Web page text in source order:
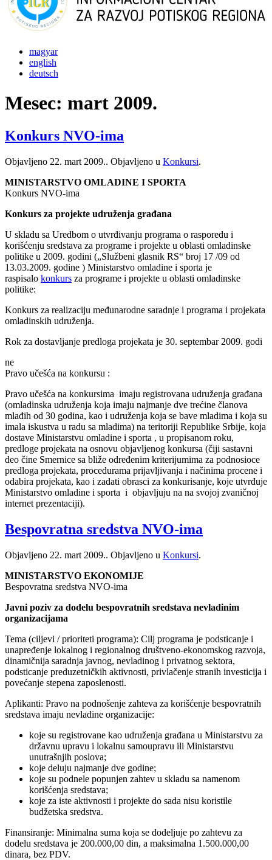
magyar
english
deutsch
Mesec: mart 2009.
Konkurs NVO-ima
Objavljeno 22. mart 2009.. Objavljeno u Konkursi.
MINISTARSTVO OMLADINE I SPORTA
Konkurs NVO-ima
Konkurs za projekte udruženja građana
U skladu sa Uredbom o utvrđivanju programa o rasporedu i
korišćenju sredstava za programe i projekte u oblasti omladinske
politike u 2009. godini („Službeni glasnik RS“ broj 17 /09 od
13.03.2009. godine ) Ministarstvo omladine i sporta je
raspisalo konkurs za programe i projekte u oblasti omladinske
politike:
Konkurs za realizaciju međunarodne saradnje i programa i projekata
omladinskih udruženja.
Rok za dostavljanje predloga projekata je 30. septembar 2009. godi
ne
Pravo učešća na konkursu :
Pravo učešća na konkursima imaju registrovana udruženja građana
(omladinska udruženja koja imaju najmanje dve trećine članova
mlađih od 30 godina, kao i udruženja koja se bave mladima i koja su
imala iskustva u radu sa mladima) na teritoriji Republike Srbije, koja
dostave Ministarstvu omladine i sporta , u propisanom roku,
predloge projekata na osnovu objavljenog konkursa (čiji sastavni
deo čine Smernice sa bliže određenim kriterijumima za podnosioce
predloga projekata, procedurama prijavljivanja i načinima procene i
odabira projekata, kao i zadati obrasci za konkurisanje, koje utvrđuje
Ministarstvo omladine i sporta i objavljuju na na svojoj zvaničnoj
internet prezentaciji).
Bespovratna sredstva NVO-ima
Objavljeno 22. mart 2009.. Objavljeno u Konkursi.
MINISTARSTVO EKONOMIJE
Bespovratna sredstva NVO-ima
Javni poziv za dodelu bespovratnih sredstava nevladinim
organizacijama
Tema (ciljevi / prioriteti programa): Cilj programa je podsticanje i
unapređenje lokalnog i regionalnog društveno-ekonomskog razvoja,
dinamičnija saradnja javnog, nevladinog i privatnog sektora,
podsticanje preduzetničkih aktivnosti, privlačenje stranih investicija i
povećanje stepena zaposlenosti.
Aplikanti: Pravo na podnošenje zahteva za korišćenje bespovratnih
sredstava imaju nevladine organizacije:
koje su registrovane kao udruženja građana u Ministarstvu za
državnu upravu i lokalnu samoupravu ili Ministarstvu
unutrašnjih poslova;
koje deluju najmanje dve godine;
koje su podnele popunjen zahtev u skladu sa namenom
korišćenja sredstava;
koje za iste aktivnosti i projekte do sada nisu koristile
budžetska sredstva.
Finansiranje: Minimalna suma koja se dodeljuje po zahtevu za
dodelu sredstava je 200.000,00 din, a maksimalna 1.500.000,00
dinara, bez PDV.